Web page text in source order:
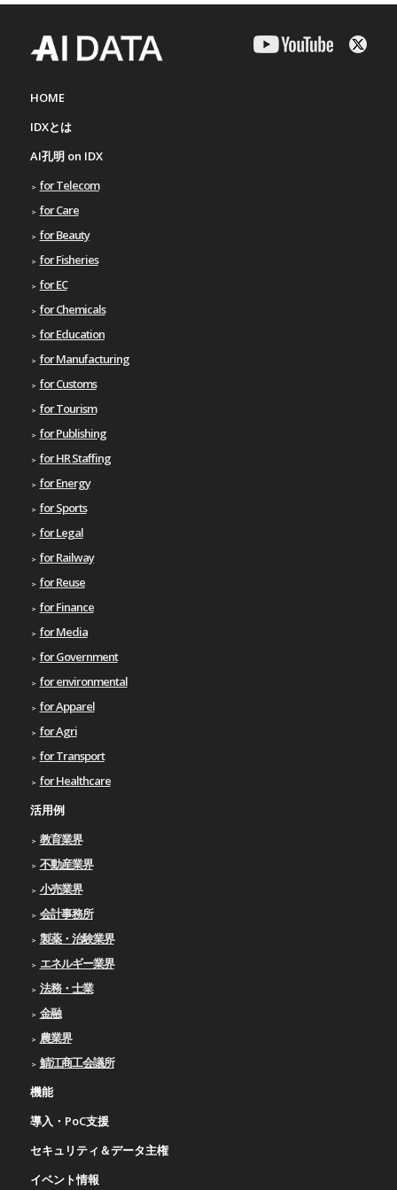
HOME
IDXとは
AI孔明 on IDX
for Telecom
for Care
for Beauty
for Fisheries
for EC
for Chemicals
for Education
for Manufacturing
for Customs
for Tourism
for Publishing
for HR Staffing
for Energy
for Sports
for Legal
for Railway
for Reuse
for Finance
for Media
for Government
for environmental
for Apparel
for Agri
for Transport
for Healthcare
活用例
教育業界
不動産業界
小売業界
会計事務所
製薬・治験業界
エネルギー業界
法務・士業
金融
農業界
鯖江商工会議所
機能
導入・PoC支援
セキュリティ＆データ主権
イベント情報